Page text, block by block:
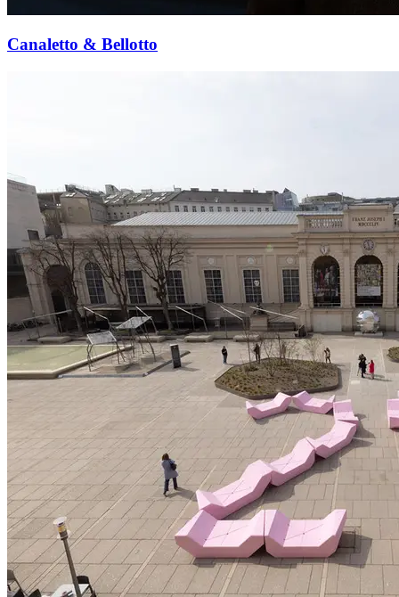
Canaletto & Bellotto